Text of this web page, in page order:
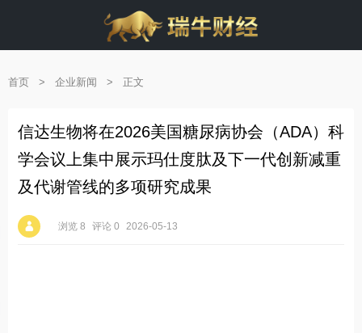
首页 > 企业新闻 > 正文
信达生物将在2026美国糖尿病协会（ADA）科
学会议上集中展示玛仕度肽及下一代创新减重
及代谢管线的多项研究成果
浏览 8 评论 0 2026-05-13